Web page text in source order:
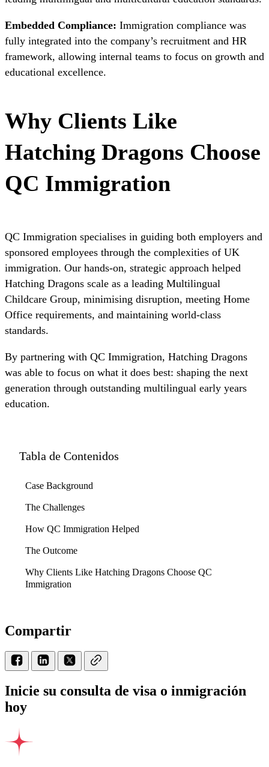
Embedded Compliance: Immigration compliance was
fully integrated into the company’s recruitment and HR
framework, allowing internal teams to focus on growth and
educational excellence.
Why Clients Like
Hatching Dragons Choose
QC Immigration
QC Immigration specialises in guiding both employers and
sponsored employees through the complexities of UK
immigration. Our hands-on, strategic approach helped
Hatching Dragons scale as a leading Multilingual
Childcare Group, minimising disruption, meeting Home
Office requirements, and maintaining world-class
standards.
By partnering with QC Immigration, Hatching Dragons
was able to focus on what it does best: shaping the next
generation through outstanding multilingual early years
education.
Tabla de Contenidos
Case Background
The Challenges
How QC Immigration Helped
The Outcome
Why Clients Like Hatching Dragons Choose QC
Immigration
Compartir
Inicie su consulta de visa o inmigración
hoy